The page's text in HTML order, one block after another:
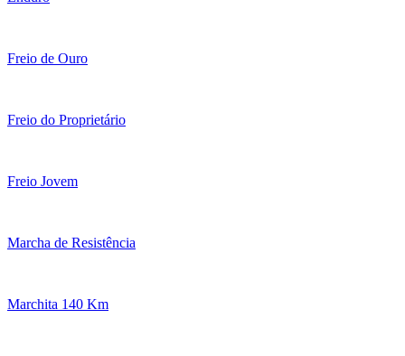
Freio de Ouro
Freio do Proprietário
Freio Jovem
Marcha de Resistência
Marchita 140 Km